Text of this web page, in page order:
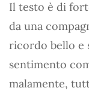
Il testo è di
da una
ricordo bello e
sentimento
malamente,